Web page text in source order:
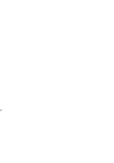
,